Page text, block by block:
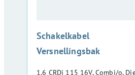
Schakelkabel
Versnellingsbak
1.6 CRDi 115 16V, Combi/o,